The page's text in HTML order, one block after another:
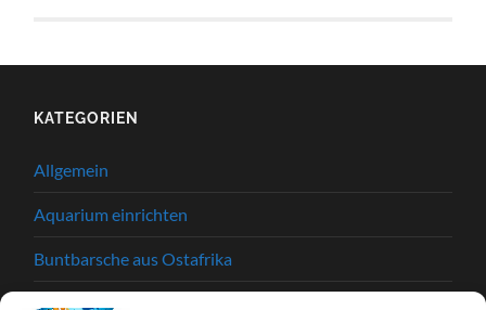
KATEGORIEN
Allgemein
Aquarium einrichten
Buntbarsche aus Ostafrika